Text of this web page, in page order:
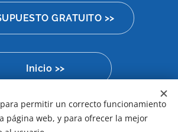
GRATUITO >>
Inicio >>
Aviso Legal
permitir un correcto funcionamiento
página web, y para ofrecer la mejor